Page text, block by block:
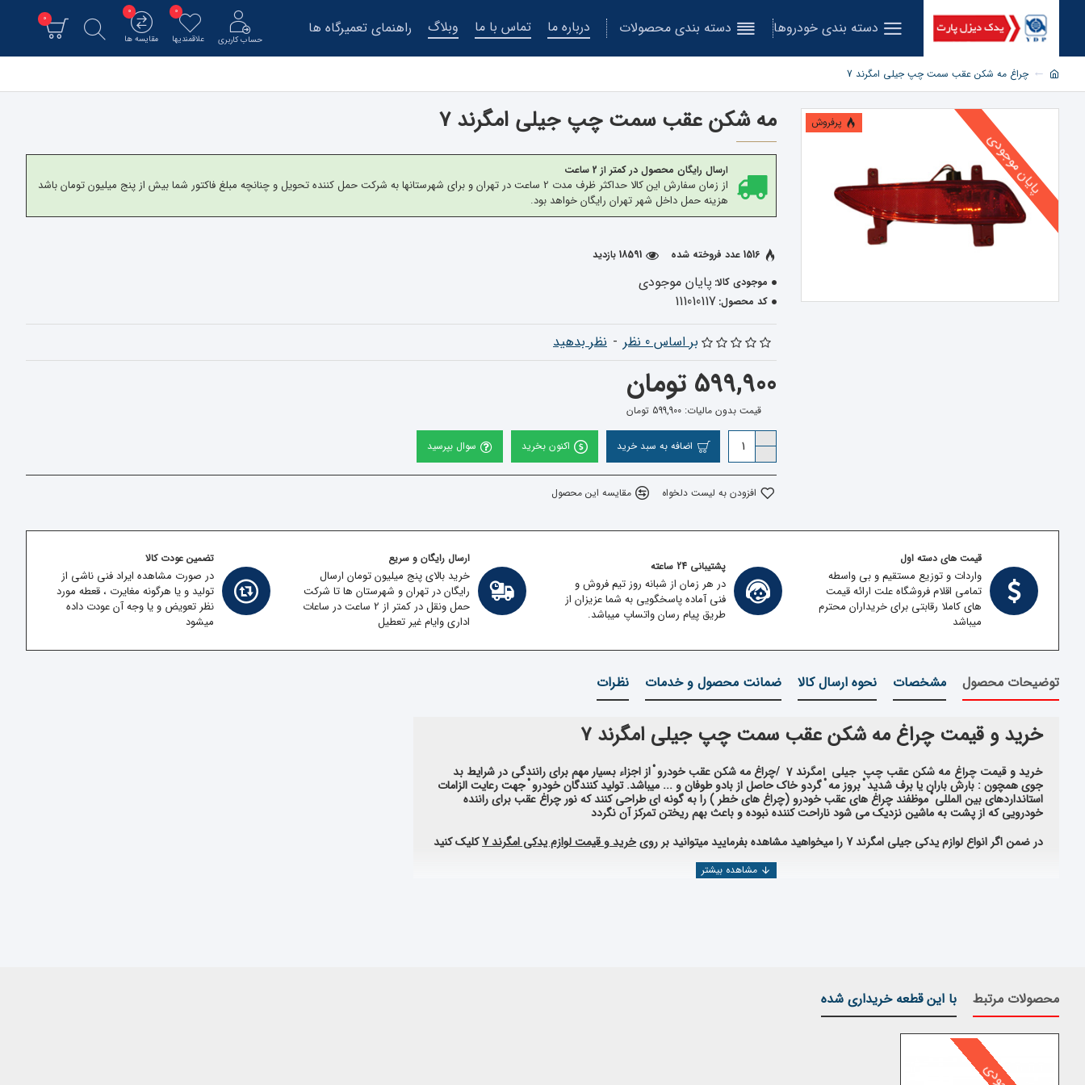
دسته بندی خودروها دسته بندی محصولات درباره ما تماس با ما وبلاگ راهنمای تعمیرگاه ها
حساب کاربری علاقمندیها
0
مقایسه ها
0
0
چراغ مه شکن عقب سمت چپ جیلی امگرند 7
پرفروش
پایان موجودی
مه شکن عقب سمت چپ جیلی امگرند 7
ارسال رایگان محصول در کمتر از 2 ساعت
از زمان سفارش این کالا حداکثر ظرف مدت 2 ساعت در تهران و برای شهرستانها به شرکت حمل کننده تحویل و چنانچه مبلغ فاکتور شما بیش از پنج میلیون تومان باشد
هزینه حمل داخل شهر تهران رایگان خواهد بود.
موجودی کالا: پایان موجودی
کد محصول: 111010117
1516 عدد فروخته شده 18591 بازدید
بر اساس 0 نظر - نظر بدهید
599,900 تومان
قیمت بدون مالیات: 599,900 تومان
اضافه به سبد خرید اکنون بخرید سوال بپرسید
افزودن به لیست دلخواه مقایسه این محصول
قیمت های دسته اول
واردات و توزیع مستقیم و بی واسطه
تمامی اقلام فروشگاه علت ارائه قیمت
های کاملا رقابتی برای خریداران محترم
میباشد
پشتیبانی 24 ساعته
در هر زمان از شبانه روز تیم فروش و
فنی آماده پاسخگویی به شما عزیزان از
طریق پیام رسان واتساپ میباشد.
ارسال رایگان و سریع
خرید بالای پنج میلیون تومان ارسال
رایگان در تهران و شهرستان ها تا شرکت
حمل ونقل در کمتر از 2 ساعت در ساعات
اداری وایام غیر تعطیل
تضمین عودت کالا
در صورت مشاهده ایراد فنی ناشی از
تولید و یا هرگونه مغایرت ، قعطه مورد
نظر تعویض و یا وجه آن عودت داده
میشود
توضیحات محصول مشخصات نحوه ارسال کالا ضمانت محصول و خدمات نظرات
خرید و قیمت چراغ مه شکن عقب سمت چپ جیلی امگرند 7
خرید و قیمت چراغ مه شکن عقب چپ جیلی امگرند 7 / چراغ مه شکن عقب خودرو ْ از اجزاء بسیار مهم برای رانندگی در شرایط بد
جوی همچون : بارش باران یا برف شدید ْ بروز مه ْ گردو خاک حاصل از بادو طوفان و ... میباشد. تولید کنندگان خودرو ْ جهت رعایت الزامات
استانداردهای بین المللی ْ موظفند چراغ های عقب خودرو (‌چراغ های خطر )‌ را به گونه ای طراحی کنند که نور چراغ عقب برای راننده
خودرویی که از پشت به ماشین نزدیک می شود ناراحت کننده نبوده و باعث بهم ریختن تمرکز آن نگردد
در ضمن اگر انواع لوازم یدکی جیلی امگرند 7 را میخواهید مشاهده بفرمایید میتوانید بر رویخرید و قیمت لوازم یدکی امگرند 7 کلیک کنید
اعتبار کارخانه سازنده
استاندارد بودن قطعه تولید شده
تخصص وارد کننده
محصولات مرتبط با این قطعه خریداری شده